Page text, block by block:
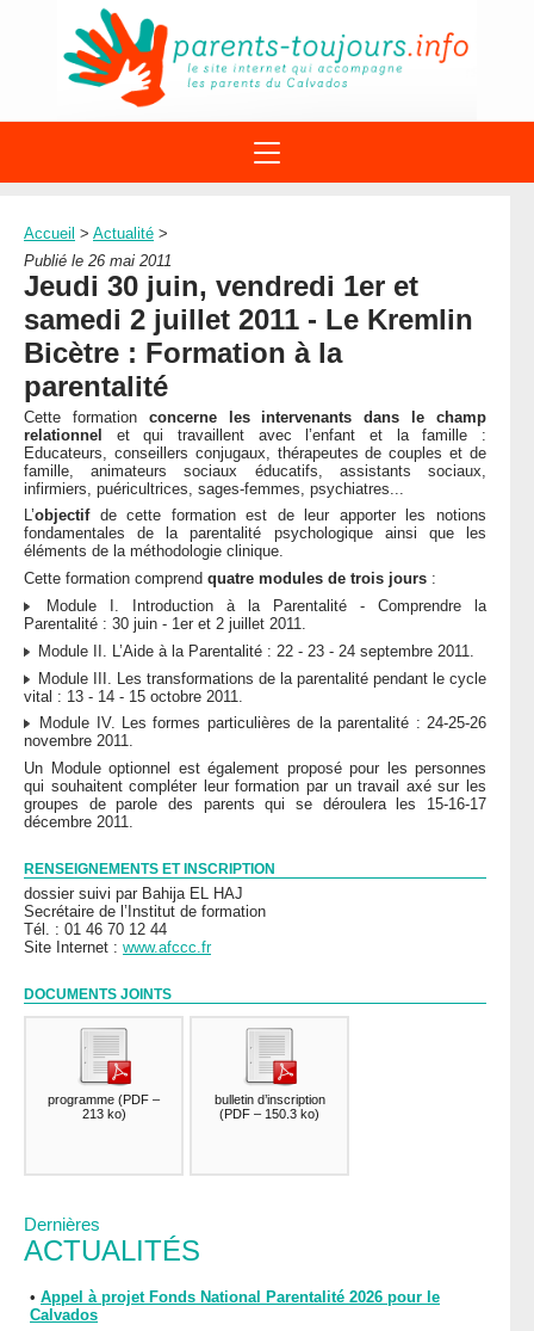
À PROPOS DU REAAP
1ÈRE VISITE
ACTUALITÉ
DISPOSITIFS PARENTALITÉ
SITES INTERNET
NUMÉROS VERTS
LEXIQUE
LETTRES D’INFO
MENTIONS LÉGALES
CONTACT
STRUCTURES
DOCUMENTS
FORMATIONS
Dernières
ACTUALITÉS
• Appel à projet Fonds National Parentalité 2026 pour le
Calvados
Accueil > Actualité >
Publié le 26 mai 2011
Jeudi 30 juin, vendredi 1er et
samedi 2 juillet 2011 - Le Kremlin
Bicètre : Formation à la
parentalité
Cette formation concerne les intervenants dans le champ
relationnel et qui travaillent avec l’enfant et la famille :
Educateurs, conseillers conjugaux, thérapeutes de couples et de
famille, animateurs sociaux éducatifs, assistants sociaux,
infirmiers, puéricultrices, sages-femmes, psychiatres...
L’objectifde cette formation est de leur apporter les notions
fondamentales de la parentalité psychologique ainsi que les
éléments de la méthodologie clinique.
Cette formation comprend quatre modules de trois jours :
Module I. Introduction à la Parentalité - Comprendre la
Parentalité : 30 juin - 1er et 2 juillet 2011.
Module II. L’Aide à la Parentalité : 22 - 23 - 24 septembre 2011.
Module III. Les transformations de la parentalité pendant le cycle
vital : 13 - 14 - 15 octobre 2011.
Module IV. Les formes particulières de la parentalité : 24-25-26
novembre 2011.
Un Module optionnel est également proposé pour les personnes
qui souhaitent compléter leur formation par un travail axé sur les
groupes de parole des parents qui se déroulera les 15-16-17
décembre 2011.
RENSEIGNEMENTS ET INSCRIPTION
dossier suivi par Bahija EL HAJ
Secrétaire de l’Institut de formation
Tél. : 01 46 70 12 44
Site Internet : www.afccc.fr
DOCUMENTS JOINTS
programme (PDF –
213 ko)
bulletin d’inscription
(PDF – 150.3 ko)